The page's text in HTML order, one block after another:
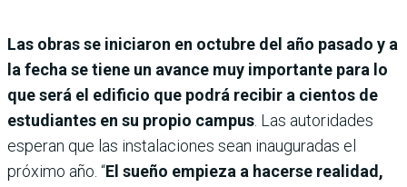
Las obras se iniciaron en octubre del año pasado y a
la fecha se tiene un avance muy importante para lo
que será el edificio que podrá recibir a cientos de
estudiantes en su propio campus . Las autoridades
esperan que las instalaciones sean inauguradas el
próximo año. “El sueño empieza a hacerse realidad,